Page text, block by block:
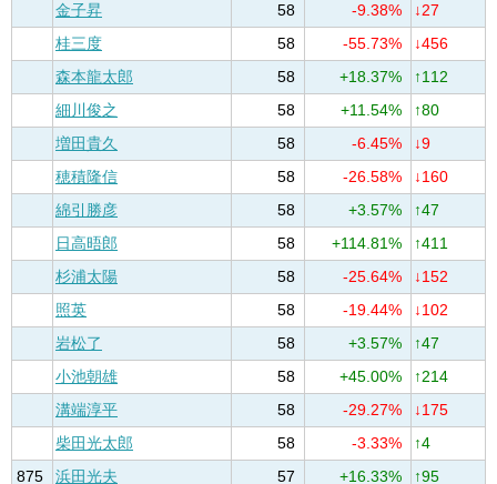
金子昇
58 -9.38%
↓27
桂三度
58 -55.73%
↓456
森本龍太郎
58 +18.37%
↑112
細川俊之
58 +11.54%
↑80
増田貴久
58 -6.45%
↓9
穂積隆信
58 -26.58%
↓160
綿引勝彦
58 +3.57%
↑47
日高晤郎
58 +114.81%
↑411
杉浦太陽
58 -25.64%
↓152
照英
58 -19.44%
↓102
岩松了
58 +3.57%
↑47
小池朝雄
58 +45.00%
↑214
溝端淳平
58 -29.27%
↓175
柴田光太郎
58 -3.33%
↑4
875
浜田光夫 57 +16.33% ↑95